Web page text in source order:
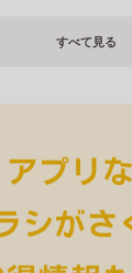
すべて見る